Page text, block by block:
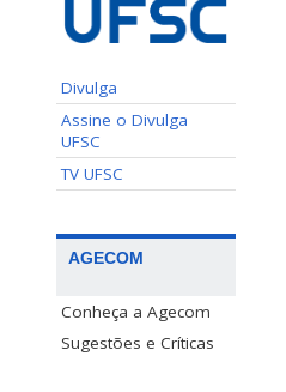
Divulga
Assine o Divulga
UFSC
TV UFSC
AGECOM
Conheça a Agecom
Sugestões e Críticas